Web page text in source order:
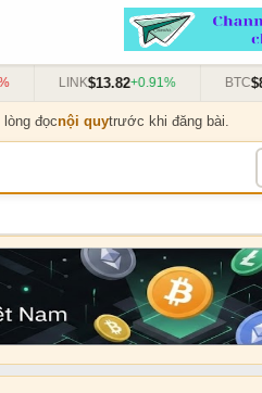
$13.82+0.91%
đọcnội quytrước khi đăng bài.